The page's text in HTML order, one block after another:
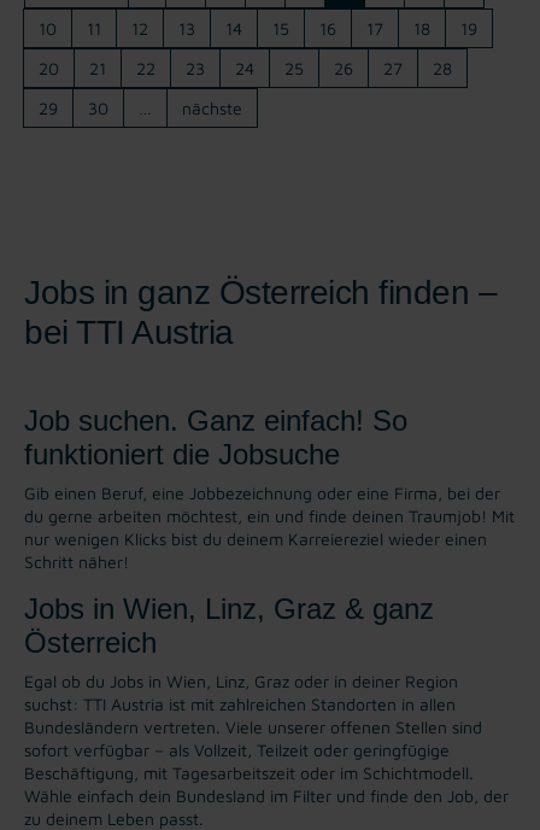
10
11 12 13 14 15 16 17 18
19
20
21 22 23 24 25 26 27
28
29
30 nächste
Jobs in ganz Österreich finden –
bei TTI Austria
Job suchen. Ganz einfach! So
funktioniert die Jobsuche
Gib einen Beruf, eine Jobbezeichnung oder eine Firma, bei der
du gerne arbeiten möchtest, ein und finde deinen Traumjob! Mit
nur wenigen Klicks bist du deinem Karreiereziel wieder einen
Schritt näher!
Jobs in Wien, Linz, Graz & ganz
Österreich
Egal ob du Jobs in Wien, Linz, Graz oder in deiner Region
suchst: TTI Austria ist mit zahlreichen Standorten in allen
Bundesländern vertreten. Viele unserer offenen Stellen sind
sofort verfügbar – als Vollzeit, Teilzeit oder geringfügige
Beschäftigung, mit Tagesarbeitszeit oder im Schichtmodell.
Wähle einfach dein Bundesland im Filter und finde den Job, der
zu deinem Leben passt.